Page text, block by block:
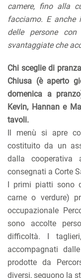
camere, fino alla
facciamo. E anche
delle persone
svantaggiate che
Chi sceglie di
Chiusa (è aperto
domenica a
Kevin, Hannan e
tavoli.
Il menù si apre
costituito da un
dalla
consegnati a Corte
I primi piatti sono
carne o verdure)
occupazionale
sono accolte
difficoltà. I
accompagnati
prodotte da
diversi, seguono la